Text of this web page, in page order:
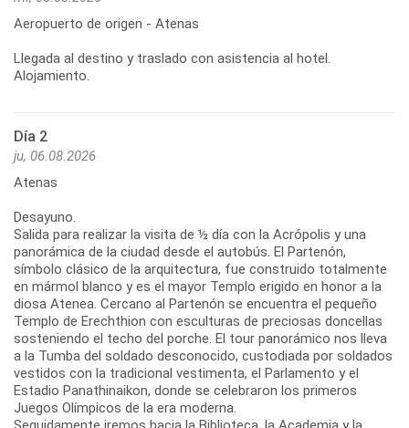
Aeropuerto de origen - Atenas
Llegada al destino y traslado con asistencia al hotel.
Alojamiento.
Día 2
ju, 06.08.2026
Atenas
Desayuno.
Salida para realizar la visita de ½ día con la Acrópolis y una
panorámica de la ciudad desde el autobús. El Partenón,
símbolo clásico de la arquitectura, fue construido totalmente
en mármol blanco y es el mayor Templo erigido en honor a la
diosa Atenea. Cercano al Partenón se encuentra el pequeño
Templo de Erechthion con esculturas de preciosas doncellas
sosteniendo el techo del porche. El tour panorámico nos lleva
a la Tumba del soldado desconocido, custodiada por soldados
vestidos con la tradicional vestimenta, el Parlamento y el
Estadio Panathinaikon, donde se celebraron los primeros
Juegos Olímpicos de la era moderna.